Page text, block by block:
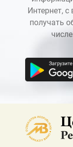
Интернет,
получать